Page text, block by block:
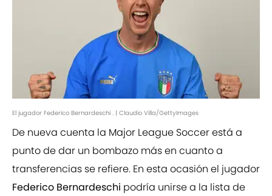
El jugador Federico Bernardeschi . | Claudio Villa/GettyImages
De nueva cuenta la Major League Soccer está a
punto de dar un bombazo más en cuanto a
transferencias se refiere. En esta ocasión el jugador
Federico Bernardeschi podría unirse a la lista de